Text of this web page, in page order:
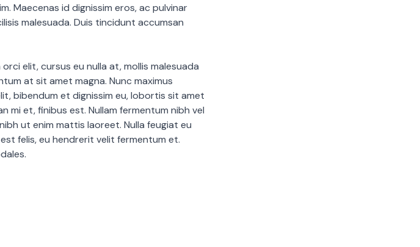
Maecenas id dignissim eros, ac pulvinar
malesuada. Duis tincidunt accumsan
elit, cursus eu nulla at, mollis malesuada
at sit amet magna. Nunc maximus
bibendum et dignissim eu, lobortis sit amet
mi et, finibus est. Nullam fermentum nibh vel
ut enim mattis laoreet. Nulla feugiat eu
felis, eu hendrerit velit fermentum et.